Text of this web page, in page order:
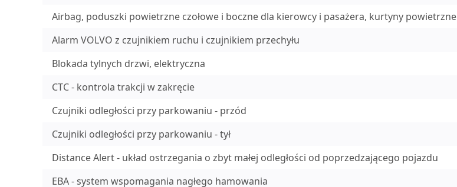
Airbag, poduszki powietrzne czołowe i boczne dla kierowcy i pasażera, kurtyny powietrzne
Alarm VOLVO z czujnikiem ruchu i czujnikiem przechyłu
Blokada tylnych drzwi, elektryczna
CTC - kontrola trakcji w zakręcie
Czujniki odległości przy parkowaniu - przód
Czujniki odległości przy parkowaniu - tył
Distance Alert - układ ostrzegania o zbyt małej odległości od poprzedzającego pojazdu
EBA - system wspomagania nagłego hamowania